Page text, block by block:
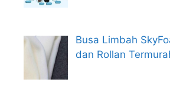
Busa Limbah
dan Rollan